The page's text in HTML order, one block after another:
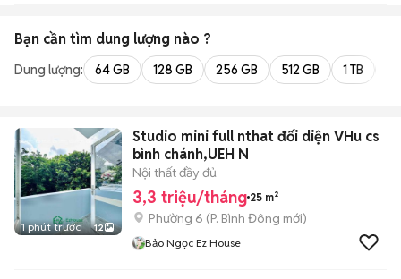
Bạn cần tìm dung lượng nào ?
Dung lượng: 64 GB 128 GB 256 GB 512 GB 1 TB
1 phút trước 12
Studio mini full nthat đối diện VHu cs
bình chánh,UEH N
Nội thất đầy đủ
3,3 triệu/tháng 25 m²
Phường 6 (P. Bình Đông mới)
Bảo Ngọc Ez House